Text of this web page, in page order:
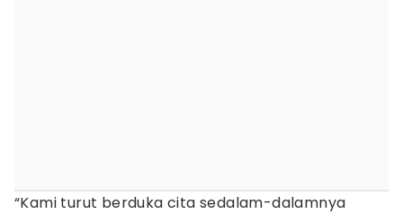
“Kami turut berduka cita sedalam-dalamnya